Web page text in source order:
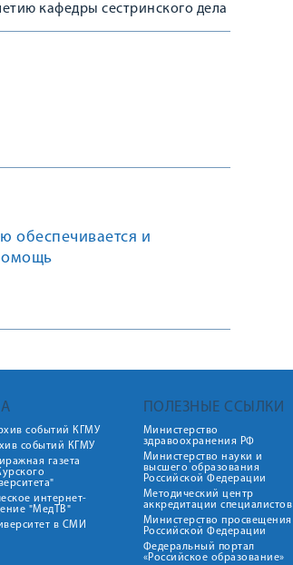
кафедры сестринского дела
обеспечивается и
событий КГМУ
событий КГМУ
газета
интернет-
"МедТВ"
в СМИ
ПОЛЕЗНЫЕ ССЫЛКИ
Министерство
здравоохранения РФ
Министерство науки и
высшего образования
Российской Федерации
Методический центр
аккредитации специалистов
Министерство просвещения
Российской Федерации
Федеральный портал
«Российское образование»